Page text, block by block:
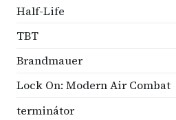
Half-Life
TBT
Brandmauer
Lock On: Modern Air Combat
terminátor